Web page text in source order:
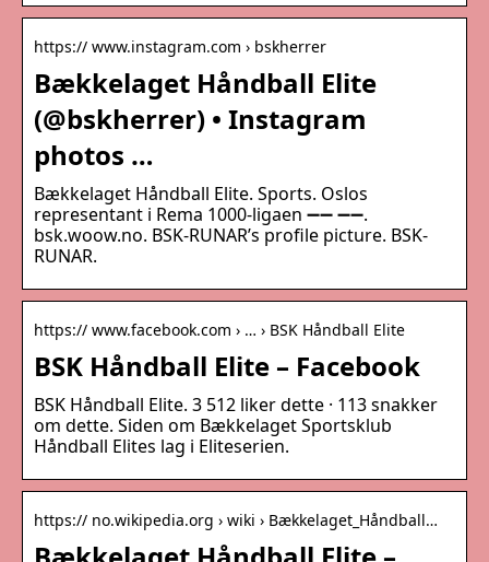
https:// www.instagram.com › bskherrer
Bækkelaget Håndball Elite
(@bskherrer) • Instagram
photos …
Bækkelaget Håndball Elite. Sports. Oslos
representant i Rema 1000-ligaen ➖➖ ➖➖.
bsk.woow.no. BSK-RUNAR’s profile picture. BSK-
RUNAR.
https:// www.facebook.com › … › BSK Håndball Elite
BSK Håndball Elite – Facebook
BSK Håndball Elite. 3 512 liker dette · 113 snakker
om dette. Siden om Bækkelaget Sportsklub
Håndball Elites lag i Eliteserien.
https:// no.wikipedia.org › wiki › Bækkelaget_Håndball…